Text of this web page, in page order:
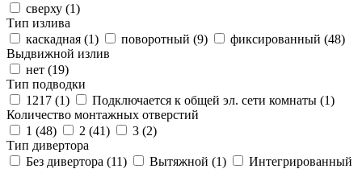
сверху (1)
Тип излива
каскадная (1) поворотный (9) фиксированный (48)
Выдвижной излив
нет (19)
Тип подводки
1217 (1) Подключается к общей эл. сети комнаты (1)
Количество монтажных отверстий
1 (48) 2 (41) 3 (2)
Тип дивертора
Без дивертора (11) Вытяжной (1)
Интегрированный